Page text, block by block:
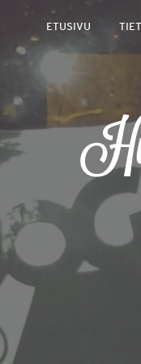
ETUSIVU